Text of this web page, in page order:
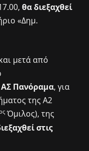
θα διεξαχθεί
«Δημ.
μετά από
ΑΣ Πανόραμα, για
της Α2
Όμιλος), της
στις